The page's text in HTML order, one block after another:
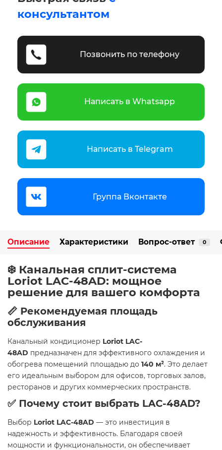
консультантом
Позвонить по телефону
Написать в Whatsapp
Написать в Telegram
Группа Вконтакте
Описание Характеристики Вопрос-ответ 0
❄️ Канальная сплит-система
Loriot LAC-48AD: мощное
решение для вашего комфорта
📏 Рекомендуемая площадь
обслуживания
Канальный кондиционер Loriot LAC-
48AD предназначен для эффективного охлаждения и
обогрева помещений площадью до 140 м². Это делает
его идеальным выбором для офисов, торговых залов,
ресторанов и других коммерческих пространств.
✅ Почему стоит выбрать LAC-48AD?
Выбор Loriot LAC-48AD — это инвестиция в
надежность и эффективность. Благодаря своей
мощности и функциональности, он обеспечивает